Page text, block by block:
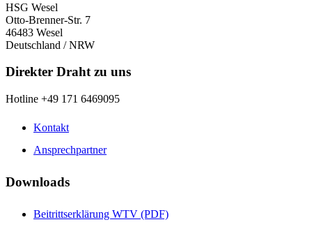
HSG Wesel
Otto-Brenner-Str. 7
46483 Wesel
Deutschland / NRW
Direkter Draht zu uns
Hotline +49 171 6469095
Kontakt
Ansprechpartner
Downloads
Beitrittserklärung WTV (PDF)